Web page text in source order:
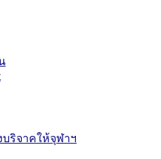
บริจาคให้จุฬาฯ